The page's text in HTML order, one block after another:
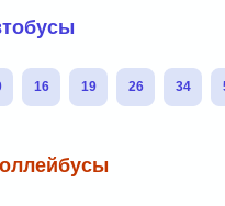
16 19 26 34